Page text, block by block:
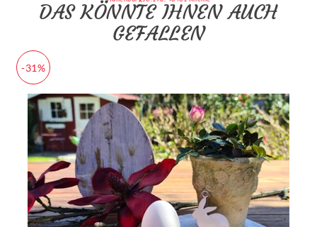
DAS KÖNNTE IHNEN AUCH
GEFALLEN
-31%